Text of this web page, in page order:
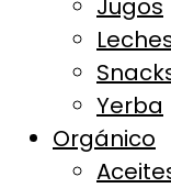
Jugos
Yerba
Orgánico